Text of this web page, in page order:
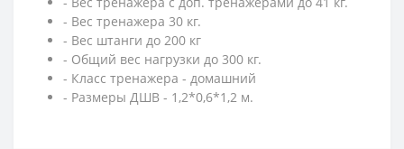
- Вес тренажера 30 кг.
- Вес штанги до 200 кг
- Общий вес нагрузки до 300 кг.
- Класс тренажера - домашний
- Размеры ДШВ - 1,2*0,6*1,2 м.